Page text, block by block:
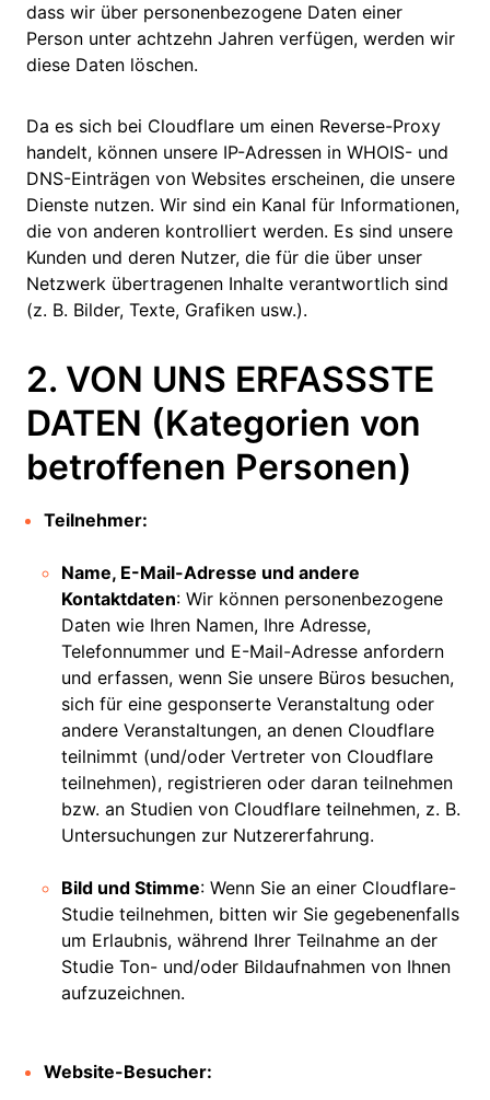
dass wir über personenbezogene Daten einer
Person unter achtzehn Jahren verfügen, werden wir
diese Daten löschen.
Da es sich bei Cloudflare um einen Reverse-Proxy
handelt, können unsere IP-Adressen in WHOIS- und
DNS-Einträgen von Websites erscheinen, die unsere
Dienste nutzen. Wir sind ein Kanal für Informationen,
die von anderen kontrolliert werden. Es sind unsere
Kunden und deren Nutzer, die für die über unser
Netzwerk übertragenen Inhalte verantwortlich sind
(z. B. Bilder, Texte, Grafiken usw.).
2. VON UNS ERFASSSTE
DATEN (Kategorien von
betroffenen Personen)
Teilnehmer:
Name, E-Mail-Adresse und andere
Kontaktdaten: Wir können personenbezogene
Daten wie Ihren Namen, Ihre Adresse,
Telefonnummer und E-Mail-Adresse anfordern
und erfassen, wenn Sie unsere Büros besuchen,
sich für eine gesponserte Veranstaltung oder
andere Veranstaltungen, an denen Cloudflare
teilnimmt (und/oder Vertreter von Cloudflare
teilnehmen), registrieren oder daran teilnehmen
bzw. an Studien von Cloudflare teilnehmen, z. B.
Untersuchungen zur Nutzererfahrung.
Bild und Stimme: Wenn Sie an einer Cloudflare-
Studie teilnehmen, bitten wir Sie gegebenenfalls
um Erlaubnis, während Ihrer Teilnahme an der
Studie Ton- und/oder Bildaufnahmen von Ihnen
aufzuzeichnen.
Website-Besucher: